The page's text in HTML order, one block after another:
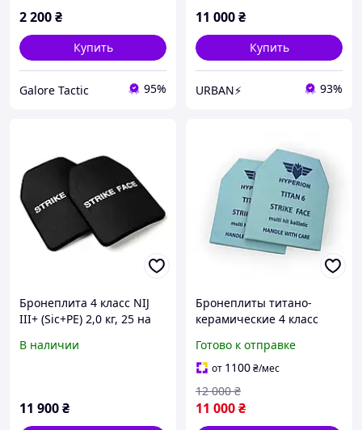
2 200₴
Купить
Galore Tactic 95%
11 000₴
Купить
URBAN⚡ 93%
Бронеплита 4 класс NIJ
III+ (Sic+PE) 2,0 кг, 25 на
В наличии
11 900₴
Бронеплиты титано-
керамические 4 класс
(комплект 2 шт, 2,2 кг)
Готово к отправке
от 1100₴/мес
11 000₴
12 000 ₴